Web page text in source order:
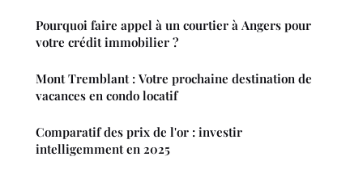
Pourquoi faire appel à un courtier à Angers pour
votre crédit immobilier ?
Mont Tremblant : Votre prochaine destination de
vacances en condo locatif
Comparatif des prix de l'or : investir
intelligemment en 2025